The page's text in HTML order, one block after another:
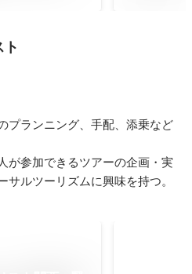
プランニング、手配、添乗など
が参加できるツアーの企画・実
サルツーリズムに興味を持つ。